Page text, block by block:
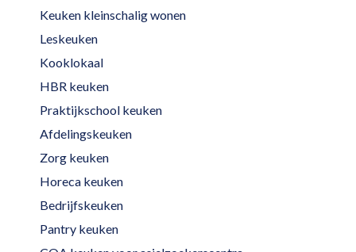
Keuken kleinschalig wonen
Leskeuken
Kooklokaal
HBR keuken
Praktijkschool keuken
Afdelingskeuken
Zorg keuken
Horeca keuken
Bedrijfskeuken
Pantry keuken